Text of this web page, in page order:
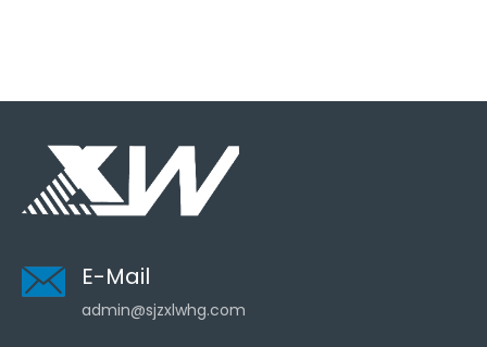
E-Mail
admin@sjzxlwhg.com